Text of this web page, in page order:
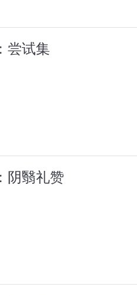
尝试集
阴翳礼赞